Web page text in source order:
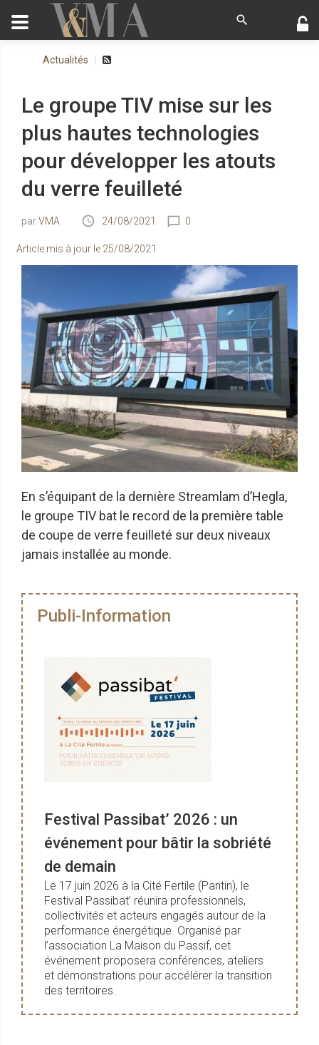
Actualités
Le groupe TIV mise sur les
plus hautes technologies
pour développer les atouts
du verre feuilleté
VMA 24/08/2021 0
Article mis à jour le 25/08/2021
En s’équipant de la dernière Streamlam d’Hegla,
le groupe TIV bat le record de la première table
de coupe de verre feuilleté sur deux niveaux
jamais installée au monde.
Publi-Information
Festival Passibat’ 2026 : un
événement pour bâtir la sobriété
de demain
Le 17 juin 2026 à la Cité Fertile (Pantin), le
Festival Passibat’ réunira professionnels,
collectivités et acteurs engagés autour de la
performance énergétique. Organisé par
l’association La Maison du Passif, cet
événement proposera conférences, ateliers
et démonstrations pour accélérer la transition
des territoires.